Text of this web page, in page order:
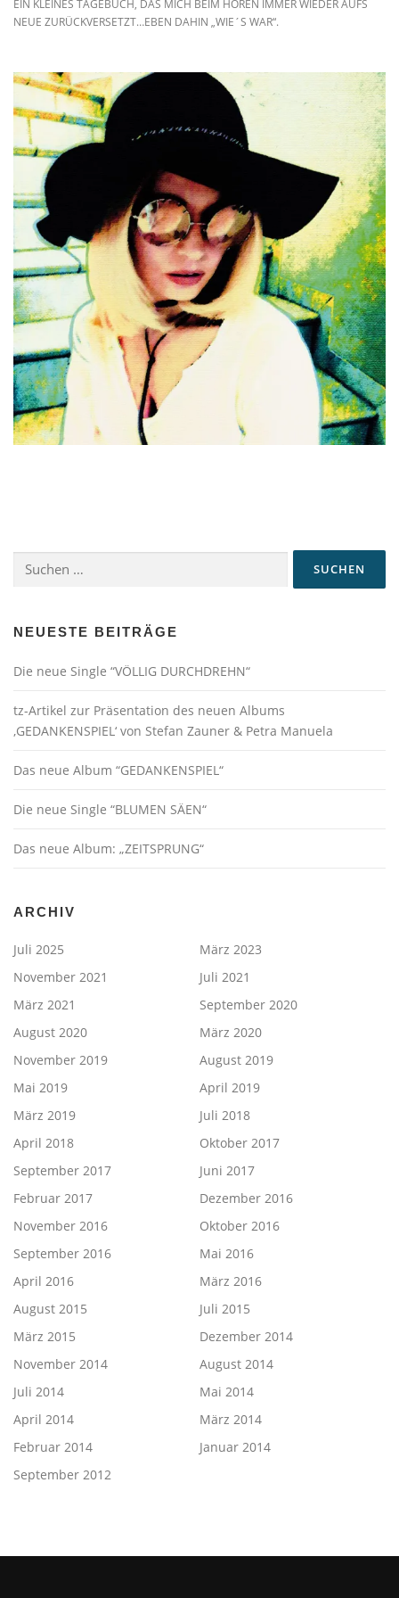
EIN KLEINES TAGEBUCH, DAS MICH BEIM HÖREN IMMER WIEDER AUFS
NEUE ZURÜCKVERSETZT…EBEN DAHIN „WIE´S WAR“.
nach:
NEUESTE BEITRÄGE
Die neue Single “VÖLLIG DURCHDREHN“
tz-Artikel zur Präsentation des neuen Albums
‚GEDANKENSPIEL‘ von Stefan Zauner & Petra Manuela
Das neue Album “GEDANKENSPIEL“
Die neue Single “BLUMEN SÄEN“
Das neue Album: „ZEITSPRUNG“
ARCHIV
Juli 2025
März 2023
November 2021
Juli 2021
März 2021
September 2020
August 2020
März 2020
November 2019
August 2019
Mai 2019
April 2019
März 2019
Juli 2018
April 2018
Oktober 2017
September 2017
Juni 2017
Februar 2017
Dezember 2016
November 2016
Oktober 2016
September 2016
Mai 2016
April 2016
März 2016
August 2015
Juli 2015
März 2015
Dezember 2014
November 2014
August 2014
Juli 2014
Mai 2014
April 2014
März 2014
Februar 2014
Januar 2014
September 2012